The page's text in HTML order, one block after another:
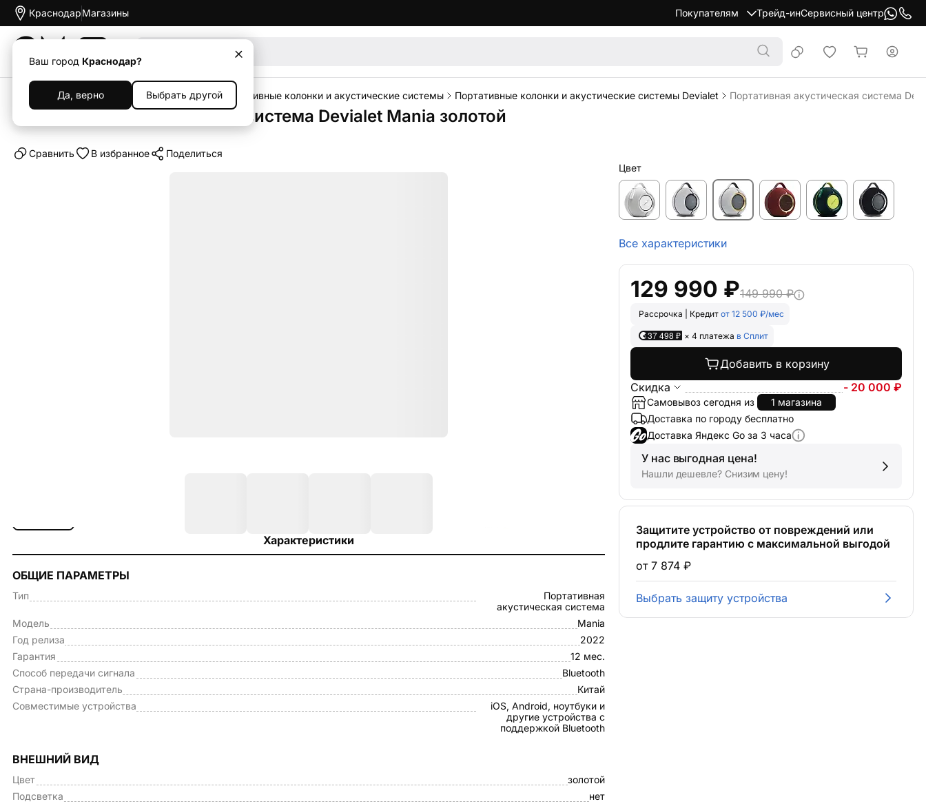
Краснодар
Ваш город Краснодар?
Да, верно Выбрать другой
Магазины Покупателям Трейд-инСервисный центр
Каталог Наушники и колонки Портативные колонки и акустические системы Портативные колонки и акустические системы Devialet Портативная акустическая система
Портативная акустическая система Devialet Mania золотой
Cравнить В избранное Поделиться
Характеристики
ОБЩИЕ ПАРАМЕТРЫ
Тип
Портативная
акустическая система
Модель
Mania
Год релиза
2022
Гарантия
12 мес.
Способ передачи сигнала
Bluetooth
Страна-производитель
Китай
Совместимые устройства
iOS, Android, ноутбуки и
другие устройства с
поддержкой Bluetooth
ВНЕШНИЙ ВИД
Цвет
золотой
Подсветка
нет
Цвет
Все характеристики
129 990 ₽149 990 ₽
Рассрочка | Кредит от 12 500 ₽/мес
37 498 ₽ × 4 платежа в Сплит
Добавить в корзину
Скидка
- 20 000 ₽
Самовывоз сегодня из
1 магазина
Доставка по городу бесплатно
Доставка Яндекс Go за 3 часа
У нас выгодная цена!
Нашли дешевле? Снизим цену!
Защитите устройство от повреждений или
продлите гарантию с максимальной выгодой
от 7 874 ₽
Выбрать защиту устройства